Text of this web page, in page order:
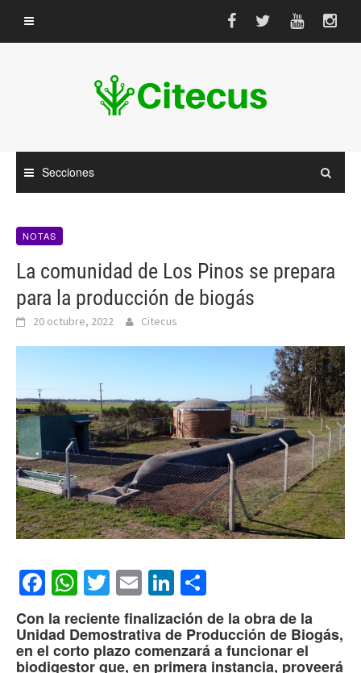
contenido
Secciones
NOTAS
La comunidad de Los Pinos se prepara
para la producción de biogás
20 octubre, 2022 Citecus
Facebook
WhatsApp
Twitter
EmailLinkedIn
Con la reciente finalización de la obra de la
Unidad Demostrativa de Producción de Biogás,
en el corto plazo comenzará a funcionar el
biodigestor que, en primera instancia, proveerá